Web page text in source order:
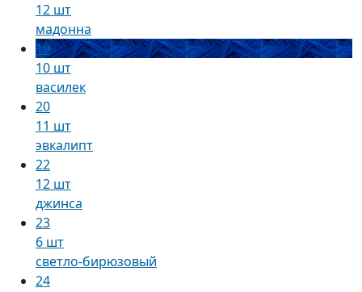
12 шт
мадонна
19
10 шт
василек
20
11 шт
эвкалипт
22
12 шт
джинса
23
6 шт
светло-бирюзовый
24